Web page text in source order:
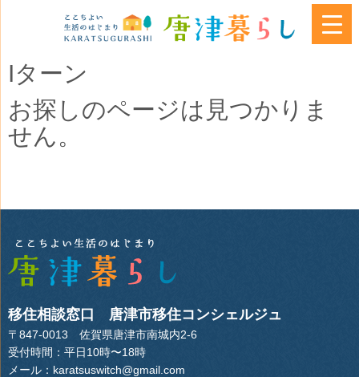
Iターン
お探しのページは見つかりま
せん。
移住相談窓口 唐津市移住コンシェルジュ
〒847-0013 佐賀県唐津市南城内2-6
受付時間：平日10時〜18時
メール： karatsuswitch@gmail.com